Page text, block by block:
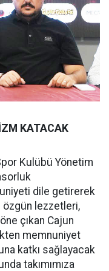
KATACAK
Kulübü Yönetim
dile getirerek
özgün lezzetleri,
çıkan Cajun
memnuniyet
katkı sağlayacak
takımımıza